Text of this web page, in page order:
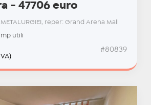
- 47706 euro
reper: Grand Arena Mall
mp utili
#80839